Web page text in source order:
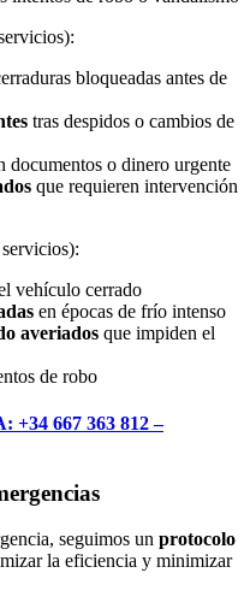
bloqueadas antes de
tras despidos o cambios de
documentos o dinero urgente
que requieren intervención
vehículo cerrado
en épocas de frío intenso
averiados que impiden el
de robo
667 363 812 –
seguimos un protocolo
la eficiencia y minimizar